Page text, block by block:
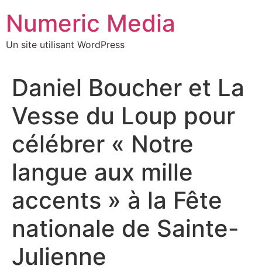
contenu
Numeric Media
Un site utilisant WordPress
Daniel Boucher et La
Vesse du Loup pour
célébrer « Notre
langue aux mille
accents » à la Fête
nationale de Sainte-
Julienne